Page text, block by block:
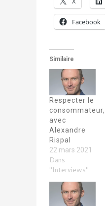
Facebook
Similaire
Respecter le
consommateur,
avec
Alexandre
Rispal
22 mars 2021
Dans
"Interviews"